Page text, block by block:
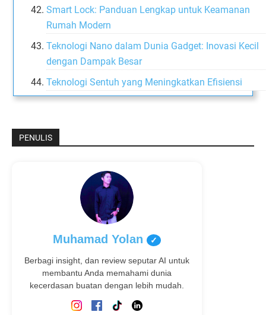
Smart Lock: Panduan Lengkap untuk Keamanan
Rumah Modern
Teknologi Nano dalam Dunia Gadget: Inovasi Kecil
dengan Dampak Besar
Teknologi Sentuh yang Meningkatkan Efisiensi
PENULIS
Muhamad Yolan ✓
Berbagi insight, dan review seputar AI untuk
membantu Anda memahami dunia
kecerdasan buatan dengan lebih mudah.